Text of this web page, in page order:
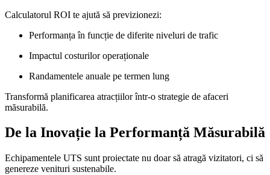
Calculatorul ROI te ajută să previzionezi:
Performanța în funcție de diferite niveluri de trafic
Impactul costurilor operaționale
Randamentele anuale pe termen lung
Transformă planificarea atracțiilor într-o strategie de afaceri
măsurabilă.
De la Inovație la Performanță Măsurabilă
Echipamentele UTS sunt proiectate nu doar să atragă vizitatori, ci să
genereze venituri sustenabile.